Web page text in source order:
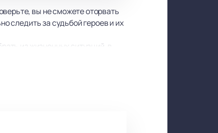
вы не сможете оторвать
следить за судьбой героев и их
из жизненных ситуаций, в